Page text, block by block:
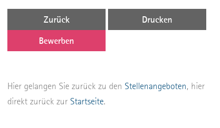
Zurück
Drucken
Bewerben
Hier gelangen Sie zurück zu den Stellenangeboten, hier
direkt zurück zur Startseite.